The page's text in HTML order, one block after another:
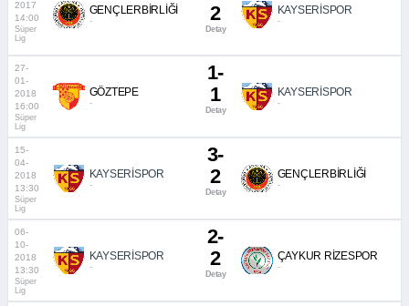
2017
14:00
Süper
Lig
GENÇLERBİRLİĞİ
-
2
Detay
KAYSERİSPOR
-
27-
01-
2018
16:00
Süper
Lig
GÖZTEPE
-
1-
1
Detay
KAYSERİSPOR
-
15-
04-
2018
13:30
Süper
Lig
KAYSERİSPOR
-
3-
2
Detay
GENÇLERBİRLİĞİ
-
06-
10-
2018
13:30
Süper
Lig
KAYSERİSPOR
-
2-
2
Detay
ÇAYKUR RİZESPOR
-